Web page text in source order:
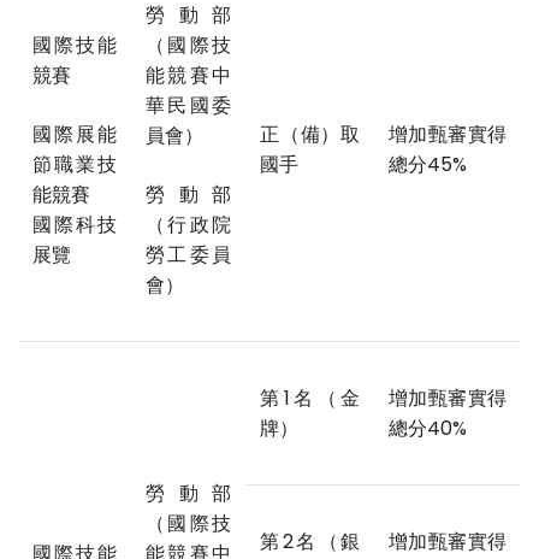
國際技能
競賽
國際展能
節職業技
能競賽
國際科技
展覽
勞動部
（國際技
能競賽中
華民國委
員會）
勞動部
（行政院
勞工委員
會）
正（備）取
國手
增加甄審實得
總分45%
勞動部
（國際技
第1名（金
牌）
增加甄審實得
總分40%
第2名（銀
增加甄審實得